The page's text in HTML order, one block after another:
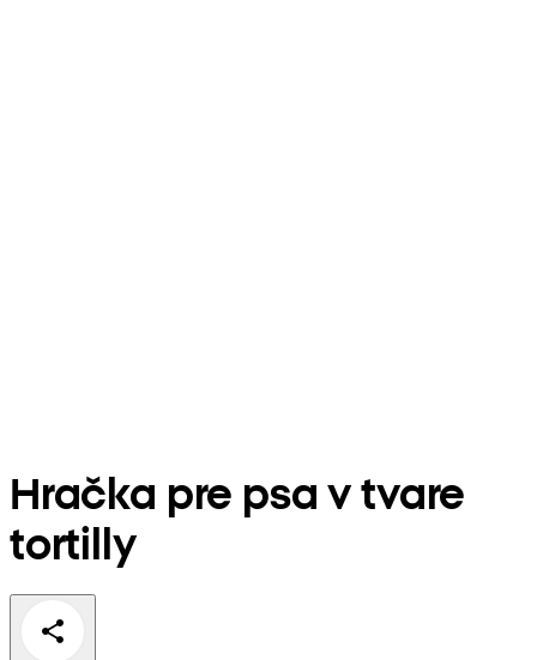
Hračka pre psa v tvare
tortilly